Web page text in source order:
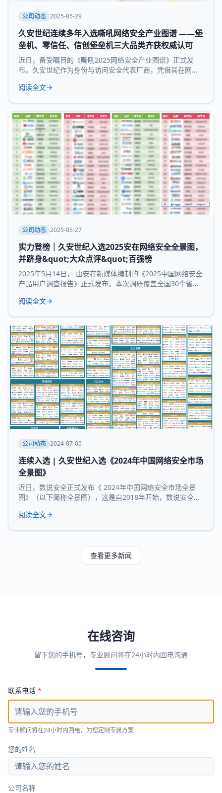
公司动态 2025-05-29
久安世纪连续多年入选嘶吼网络安全产业图谱 ——堡
垒机、零信任、信创堡垒机三大品类齐获权威认可
近日，备受瞩目的《嘶吼2025网络安全产业图谱》正式发
布。久安世纪作为身份与访问安全代表厂商，凭借其在网络
垒机、零信任、信创堡垒机 三大细分领域，再次展现了领先
图谱》凭借深入的调研、专业的分析，全景式展现网络安全
产业的最新态势，挖掘潜在发展机遇，为
阅读全文
公司动态 2025-05-27
实力登榜｜久安世纪入选2025安在网络安全全景图，
并跻身&quot;大众点评&quot;百强榜
2025年5月14日， 由安在新媒体编制的《2025中国网络安全
产品用户调查报告》正式发布。本次调研覆盖全国30个省市
品用户大众点评全景图”“中国网络安全百强榜”等核心内容，
大核心领域：数据与隐私安全、业务与应用安全、信创产
品、安全服务、通用网
阅读全文
公司动态 2024-07-05
连续入选 | 久安世纪入选《2024年中国网络安全市场
全景图》
近日，数说安全正式发布《 2024年中国网络安全市场全景
图》（以下简称全景图），这是自2018年开始，数说安全发
沉淀、服务经验和长时间的市场验证，再度 入选 全景图安全
致力于提供客观、科学的市
阅读全文
查看更多新闻
在线咨询
留下您的手机号，专业顾问将在24小时内回电沟通
联系电话 *
专业顾问将在24小时内回电，为您定制专属方案
您的姓名
公司名称